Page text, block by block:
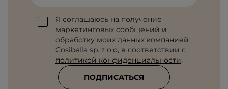
Я соглашаюсь на получение
маркетинговых сообщений и
обработку моих данных компанией
Cosibella sp. z o.o, в соответствии с
политикой конфиденциальности.
ПОДПИСАТЬСЯ